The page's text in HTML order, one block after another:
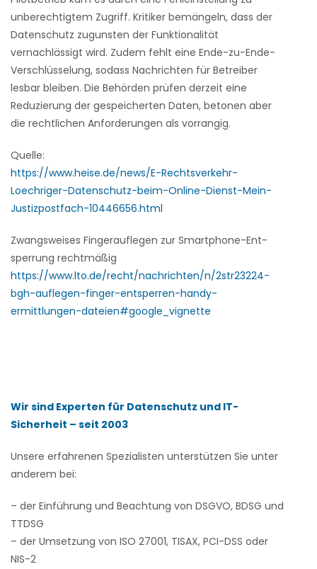
unberechtigtem Zugriff. Kritiker bemängeln, dass der
Datenschutz zugunsten der Funktionalität
vernachlässigt wird. Zudem fehlt eine Ende-zu-Ende-
Verschlüsselung, sodass Nachrichten für Betreiber
lesbar bleiben. Die Behörden prüfen derzeit eine
Reduzierung der gespeicherten Daten, betonen aber
die rechtlichen Anforderungen als vorrangig.
Quelle:
https://www.heise.de/news/E-Rechtsverkehr-
Loechriger-Datenschutz-beim-Online-Dienst-Mein-
Justizpostfach-10446656.html
Zwangs­weises Fin­ger­auf­legen zur Smart­phone-Ent­
sper­rung recht­mäßig
https://www.lto.de/recht/nachrichten/n/2str23224-
bgh-auflegen-finger-entsperren-handy-
ermittlungen-dateien#google_vignette
Wir sind Experten für Datenschutz und IT-
Sicherheit – seit 2003
Unsere erfahrenen Spezialisten unterstützen Sie unter
anderem bei:
– der Einführung und Beachtung von DSGVO, BDSG und
TTDSG
– der Umsetzung von ISO 27001, TISAX, PCI-DSS oder
NIS-2